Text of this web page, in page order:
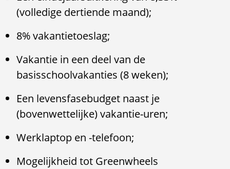
(volledige dertiende maand);
8% vakantietoeslag;
Vakantie in een deel van de
basisschoolvakanties (8 weken);
Een levensfasebudget naast je
(bovenwettelijke) vakantie-uren;
Werklaptop en -telefoon;
Mogelijkheid tot Greenwheels